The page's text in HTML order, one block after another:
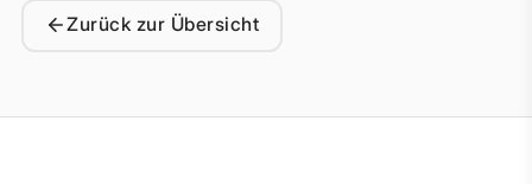
Zurück zur Übersicht